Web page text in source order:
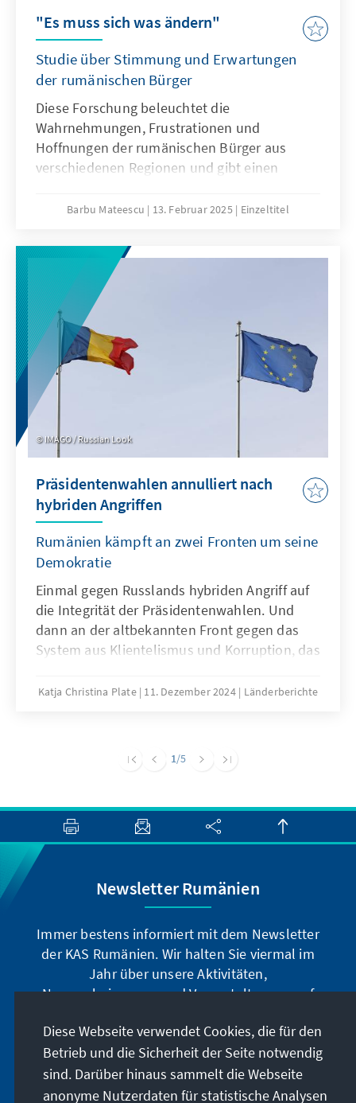
"Es muss sich was ändern"
Studie über Stimmung und Erwartungen
der rumänischen Bürger
Diese Forschung beleuchtet die
Wahrnehmungen, Frustrationen und
Hoffnungen der rumänischen Bürger aus
verschiedenen Regionen und gibt einen
sozialen Landschaft des Landes.
Barbu Mateescu 13. Februar 2025 Einzeltitel
IMAGO / Russian Look
Präsidentenwahlen annulliert nach
hybriden Angriffen
Rumänien kämpft an zwei Fronten um seine
Demokratie
Einmal gegen Russlands hybriden Angriff auf
die Integrität der Präsidentenwahlen. Und
dann an der altbekannten Front gegen das
System aus Klientelismus und Korruption, das
die Macht der früheren kommunistischen Elite
Verhältnis zwischen seinen Institutionen,
und wehrhafte Demokratie werden will.
Katja Christina Plate 11. Dezember 2024 Länderberichte
1/5
Newsletter Rumänien
Immer bestens informiert mit dem Newsletter
der KAS Rumänien. Wir halten Sie viermal im
Jahr über unsere Aktivitäten,
Neuerscheinungen und Veranstaltungen auf
Jetzt anmelden
Diese Webseite verwendet Cookies, die für den
Betrieb und die Sicherheit der Seite notwendig
sind. Darüber hinaus sammelt die Webseite
anonyme Nutzerdaten für statistische Analysen